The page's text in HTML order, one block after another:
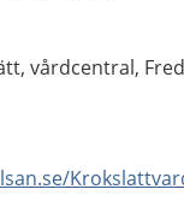
vårdcentral,